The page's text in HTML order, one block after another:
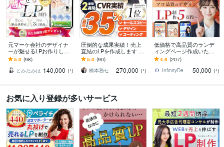
元マーケ会社のデザイナ
ーが魅せるLPお作りしま
す マーケティング視点で
反応を高めるLPを設計！
5.0 (98)
とみたみほ 140,000 円
圧倒的な成果実績！売上
直結のLPを作成します Go
ogle・Meta広告で成果！
原稿ゼロから丸投げOK
5.0 (90)
橋本務セールスデザインオフィス合同会社 270,000 円
低価格で高品質のランデ
ィングページ作成いたし
ます ココナラ実績100件
以上の実績ありハイクオ
リティLP制作
4.9 (207)
InfinityDesign1127
50,000 円
お気に入り登録が多いサービス